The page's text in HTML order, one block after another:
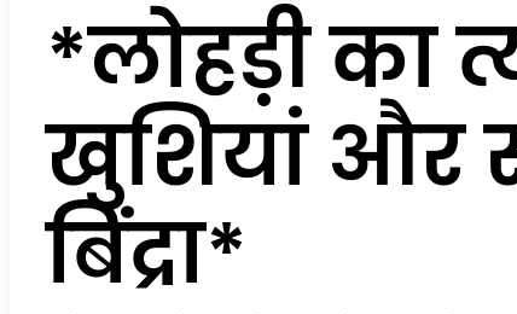
*लोहड़ी का
खुशियां और
बिंद्रा*